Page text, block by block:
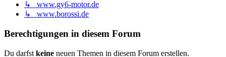
↳ www.gy6-motor.de
↳ www.borossi.de
Berechtigungen in diesem Forum
Du darfst keine neuen Themen in diesem Forum erstellen.